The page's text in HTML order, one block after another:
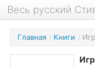
Весь русский
Книги
Фильмы
Главная / Книги /